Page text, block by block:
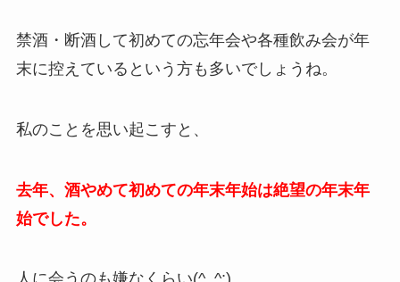
禁酒・断酒して初めての忘年会や各種飲み会が年
末に控えているという方も多いでしょうね。
私のことを思い起こすと、
去年、酒やめて初めての年末年始は絶望の年末年
始でした。